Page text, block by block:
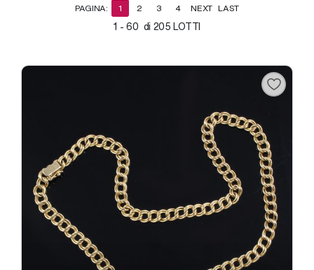
1 - 60 di 205 LOTTI
PAGINA: 1 2 3 4 NEXT LAST